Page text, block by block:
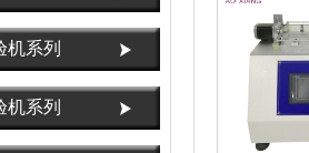
机系列
机系列